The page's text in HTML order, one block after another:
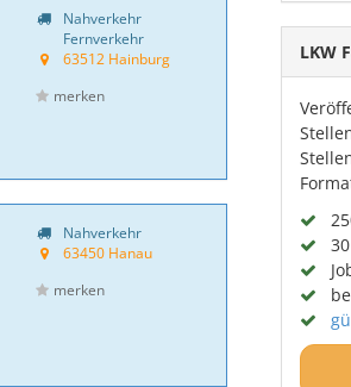
Nahverkehr
Fernverkehr
63512 Hainburg
merken
Nahverkehr
63450 Hanau
merken
LKW